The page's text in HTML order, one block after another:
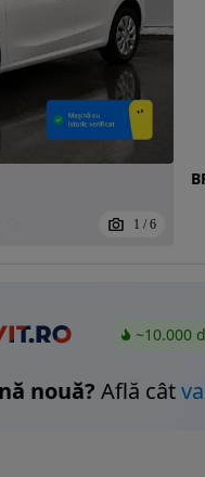
1 / 6
~10.000
nouă? Află cât